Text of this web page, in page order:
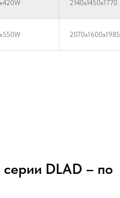
2140x1450x1770
2070x1600x1985
DLAD – по